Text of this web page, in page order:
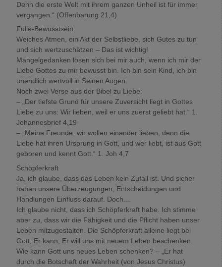
Denn die erste Welt mit ihrem ganzen Unheil ist für immer
vergangen.“ (Offenbarung 21,4)
Fülle-Bewusstsein:
Weiches Atmen, ein Akt der Selbstliebe, sich Gutes zu tun
und sich wertzuschätzen – Das ist wichtig!
Mangelgedanken lösen sich bei mir auch, wenn ich mir der
Liebe Gottes zu mir bewusst bin. Ich bin sein Kind, ich bin
unendlich wertvoll in Seinen Augen.
Noch zwei Verse aus der Bibel zu Liebe:
– „Der tiefste Grund für unsere Zuversicht liegt in Gottes
Liebe zu uns: Wir lieben, weil er uns zuerst geliebt hat.“ 1.
Johannesbrief 4,19
– „Meine Freunde, wir wollen einander lieben, denn die
Liebe hat ihren Ursprung in Gott, und wer liebt, ist aus Gott
geboren und kennt Gott.“ 1. Joh 4,7
Schöpferkraft
Ja, ich glaube, dass das Leben kein Zufall ist. Und sicher
haben unsere Überzeugungen, Entscheidungen und
Handlungen Einfluss darauf. Doch…
Ich glaube nicht, dass ich Schöpferkraft habe. Ich stimme
aber zu, dass wir die Fähigkeit und die Pflicht haben unser
Leben mitzugestalten. Die Schöpferkraft alleine liegt bei
Gott, Er kann, Er will uns mit neuem Leben beschenken.
Wie kann Gott uns neues Leben schenken? – „Er hat
durch die Botschaft der Wahrheit (von Jesus Christus)